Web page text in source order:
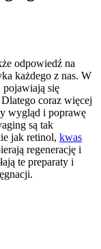
odpowiedź na
każdego z nas. W
pojawiają się
coraz więcej
wygląd i poprawę
są tak
jak retinol, kwas
regenerację i
te preparaty i